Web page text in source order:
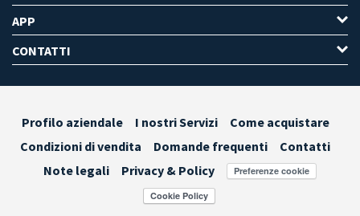
APP
CONTATTI
Profilo aziendale I nostri Servizi
Come acquistare
Condizioni di vendita
Domande frequenti
Contatti
Note legali
Privacy & Policy Preferenze cookie